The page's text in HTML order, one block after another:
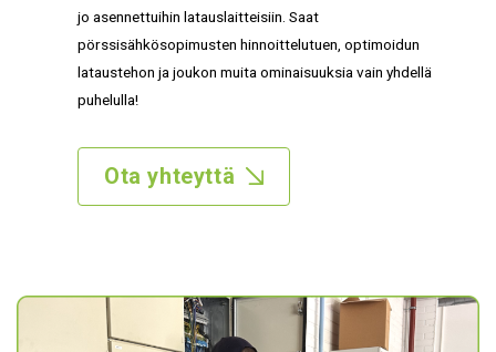
jo asennettuihin latauslaitteisiin. Saat
pörssisähkösopimusten hinnoittelutuen, optimoidun
lataustehon ja joukon muita ominaisuuksia vain yhdellä
puhelulla!
Ota yhteyttä